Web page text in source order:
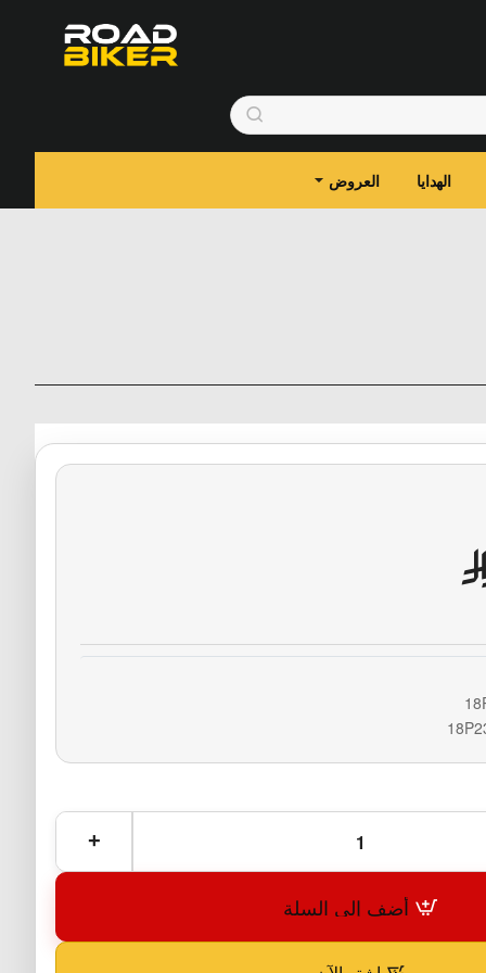
الهدايا العروض
أضف إلى السلة